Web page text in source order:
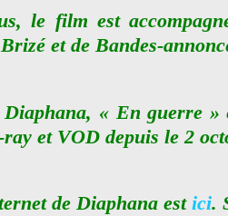
le film est
et de Bandes-
« En guerre
ray et VOD depuis le 2
de Diaphana estici.